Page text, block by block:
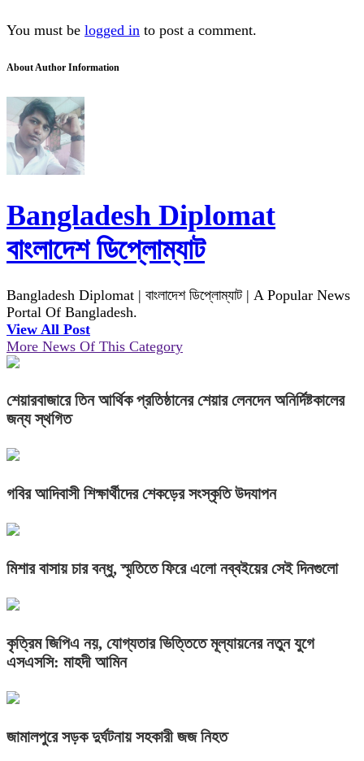
You must be logged in to post a comment.
About Author Information
Bangladesh Diplomat
বাংলাদেশ ডিপ্লোম্যাট
Bangladesh Diplomat | বাংলাদেশ ডিপ্লোম্যাট | A Popular News
Portal Of Bangladesh.
View All Post
More News Of This Category
শেয়ারবাজারে তিন আর্থিক প্রতিষ্ঠানের শেয়ার লেনদেন অনির্দিষ্টকালের
জন্য স্থগিত
গবির আদিবাসী শিক্ষার্থীদের শেকড়ের সংস্কৃতি উদযাপন
মিশার বাসায় চার বন্ধু, স্মৃতিতে ফিরে এলো নব্বইয়ের সেই দিনগুলো
কৃত্রিম জিপিএ নয়, যোগ্যতার ভিত্তিতে মূল্যায়নের নতুন যুগে
এসএসসি: মাহদী আমিন
জামালপুরে সড়ক দুর্ঘটনায় সহকারী জজ নিহত